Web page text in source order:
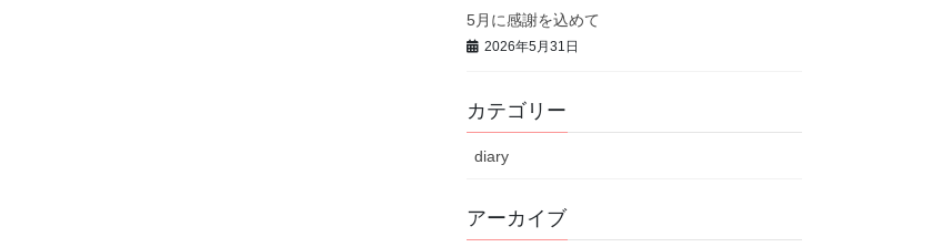
5月に感謝を込めて
2026年5月31日
カテゴリー
diary
アーカイブ